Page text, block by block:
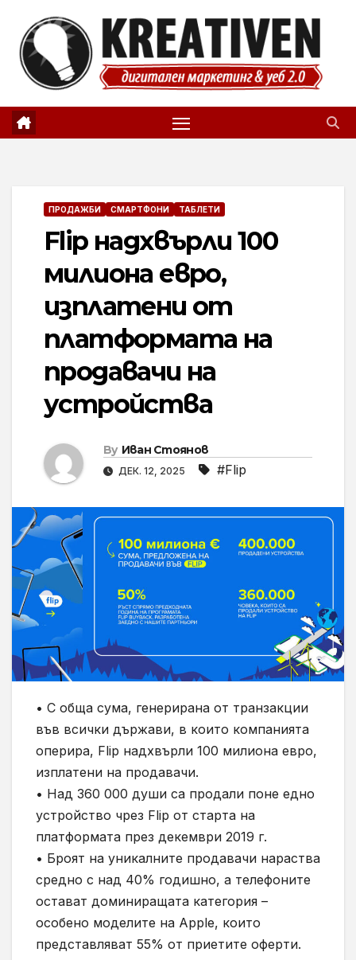
content
ПРОДАЖБИ СМАРТФОНИ ТАБЛЕТИ
Flip надхвърли 100
милиона евро,
изплатени от
платформата на
продавачи на
устройства
By Иван Стоянов
ДЕК. 12, 2025 #Flip
• С обща сума, генерирана от транзакции
във всички държави, в които компанията
оперира, Flip надхвърли 100 милиона евро,
изплатени на продавачи.
• Над 360 000 души са продали поне едно
устройство чрез Flip от старта на
платформата през декември 2019 г.
• Броят на уникалните продавачи нараства
средно с над 40% годишно, а телефоните
остават доминиращата категория –
особено моделите на Apple, които
представляват 55% от приетите оферти.